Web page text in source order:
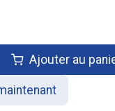
Ajouter au